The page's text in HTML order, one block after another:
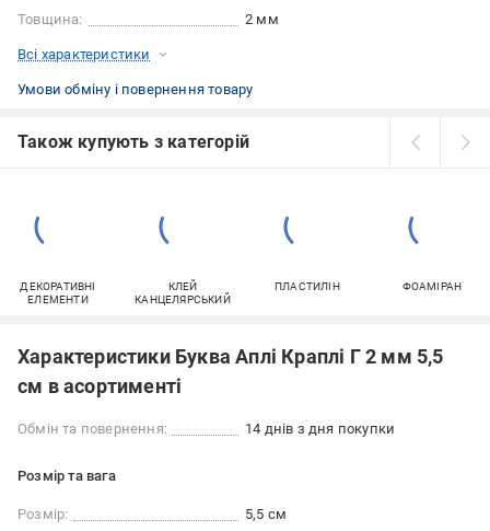
Товщина:
2 мм
Всі характеристики
Умови обміну і повернення товару
Також купують з категорій
ДЕКОРАТИВНІ
ЕЛЕМЕНТИ
КЛЕЙ
КАНЦЕЛЯРСЬКИЙ
ПЛАСТИЛІН ФОАМІРАН
Характеристики Буква Аплі Краплі Г 2 мм 5,5
см в асортименті
Обмін та повернення: 14 днів з дня покупки
Розмір та вага
Розмір: 5,5 см